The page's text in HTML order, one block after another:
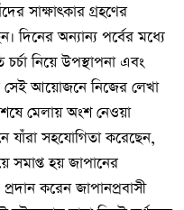
সাক্ষাৎকার গ্রহণের
দিনের অন্যান্য পর্বের মধ্যে
চর্চা নিয়ে উপস্থাপনা এবং
সেই আয়োজনে নিজের লেখা
মেলায় অংশ নেওয়া
সহযোগিতা করেছেন,
সমাপ্ত হয় জাপানের
করেন জাপানপ্রবাসী